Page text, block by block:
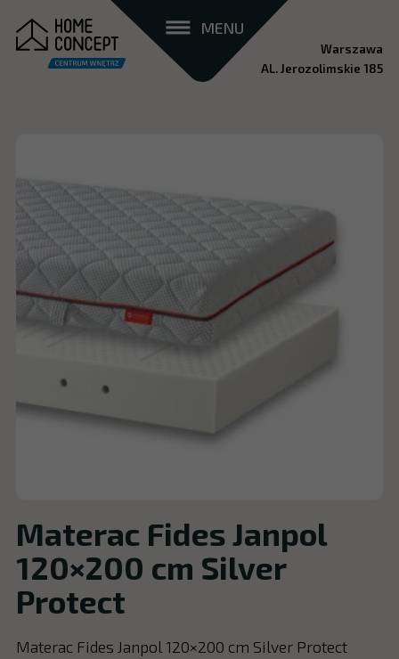
MENU
Warszawa
AL. Jerozolimskie 185
Materac Fides Janpol
120×200 cm Silver
Protect
Materac Fides Janpol 120×200 cm Silver Protect